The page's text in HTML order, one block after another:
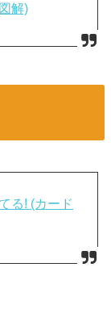
解)
る! (カード